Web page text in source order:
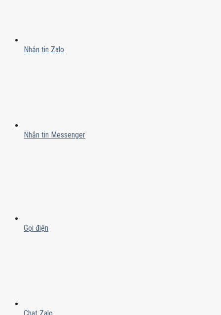
Nhắn tin Zalo
Nhắn tin Messenger
Gọi điện